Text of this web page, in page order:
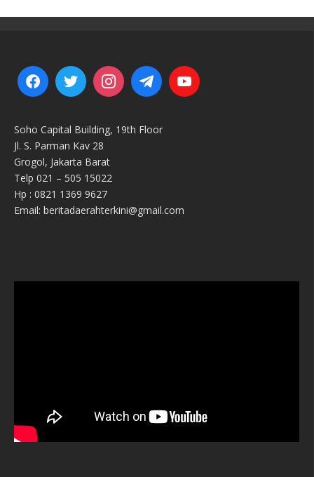
Soho Capital Building, 19th Floor
Jl. S. Parman Kav 28
Grogol, Jakarta Barat
Telp 021 – 505 15022
Hp : 0821 1369 9627
Email: beritadaerahterkini@gmail.com